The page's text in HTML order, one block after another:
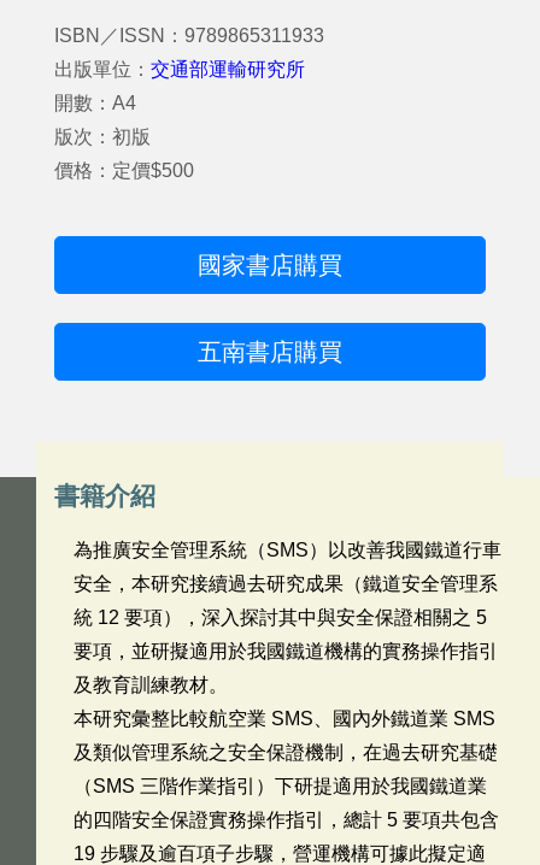
ISBN／ISSN：9789865311933
出版單位： 交通部運輸研究所
開數：A4
版次：初版
價格：定價$500
國家書店購買
五南書店購買
書籍介紹
為推廣安全管理系統（SMS）以改善我國鐵道行車
安全，本研究接續過去研究成果（鐵道安全管理系
統 12 要項），深入探討其中與安全保證相關之 5
要項，並研擬適用於我國鐵道機構的實務操作指引
及教育訓練教材。
本研究彙整比較航空業 SMS、國內外鐵道業 SMS
及類似管理系統之安全保證機制，在過去研究基礎
（SMS 三階作業指引）下研提適用於我國鐵道業
的四階安全保證實務操作指引，總計 5 要項共包含
19 步驟及逾百項子步驟，營運機構可據此擬定適